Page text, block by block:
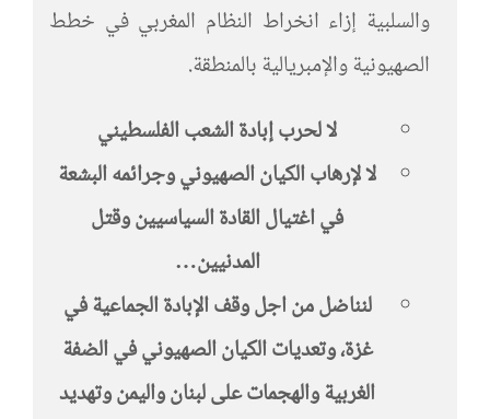
والسلبية إزاء انخراط النظام المغربي في خطط
الصهيونية والإمبريالية بالمنطقة.
لا لحرب إبادة الشعب الفلسطيني
لا لإرهاب الكيان الصهيوني وجرائمه البشعة
في اغتيال القادة السياسيين وقتل
المدنيين…
لنناضل من اجل وقف الإبادة الجماعية في
غزة، وتعديات الكيان الصهيوني في الضفة
الغربية والهجمات على لبنان واليمن وتهديد